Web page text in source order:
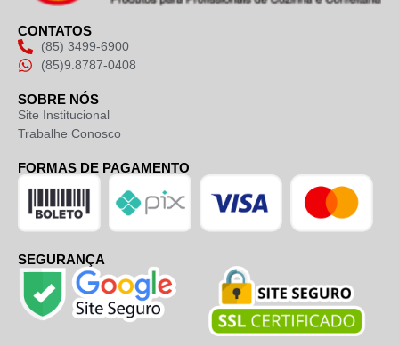
(85) 3499-6900
(85)9.8787-0408
CONTATOS
SOBRE NÓS
Site Institucional
Trabalhe Conosco
FORMAS DE PAGAMENTO
SEGURANÇA